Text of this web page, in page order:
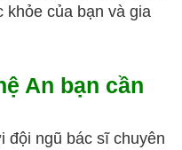
của bạn và gia
An bạn cần
đội ngũ bác sĩ chuyên